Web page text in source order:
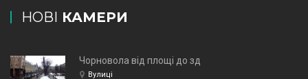
НОВІ КАМЕРИ
Чорновола від площі до зд
Вулиці